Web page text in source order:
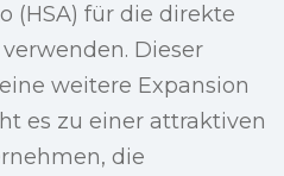
(HSA) für die direkte
Dieser
weitere Expansion
es zu einer attraktiven
die